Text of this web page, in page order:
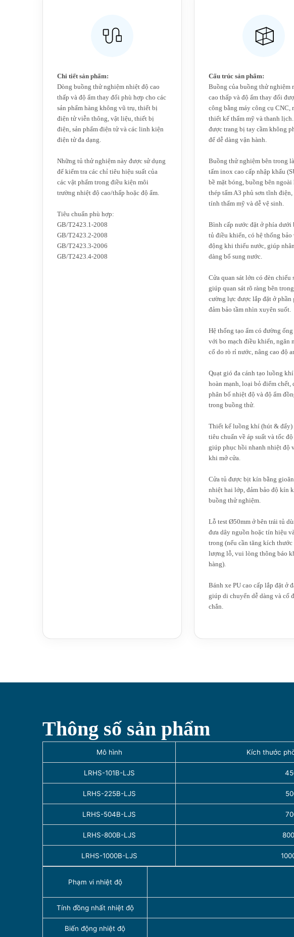
Chi tiết sản phẩm:
Dòng buồng thử nghiệm nhiệt độ cao
thấp và độ ẩm thay đổi phù hợp cho các
sản phẩm hàng không vũ trụ, thiết bị
điện tử viễn thông, vật liệu, thiết bị
điện, sản phẩm điện tử và các linh kiện
điện tử đa dạng.
Những tủ thử nghiệm này được sử dụng
để kiểm tra các chỉ tiêu hiệu suất của
các vật phẩm trong điều kiện môi
trường nhiệt độ cao/thấp hoặc độ ẩm.
Tiêu chuẩn phù hợp:
GB/T2423.1-2008
GB/T2423.2-2008
GB/T2423.3-2006
GB/T2423.4-2008
Cấu trúc sản phẩm:
Buồng của buồng thử nghiệm
cao thấp và độ ẩm thay đổi
công bằng máy công cụ CNC,
thiết kế thẩm mỹ và thanh
được trang bị tay cầm không
để dễ dàng vận hành.
Buồng thử nghiệm bên trong
tấm inox cao cấp nhập khẩu
bề mặt bóng, buồng bên ngoài
thép tấm A3 phủ sơn tĩnh điện,
tính thẩm mỹ và dễ vệ sinh.
Bình cấp nước đặt ở phía dưới
tủ điều khiển, có hệ thống bảo
động khi thiếu nước, giúp
dàng bổ sung nước.
Cửa quan sát lớn có đèn chiếu
giúp quan sát rõ ràng bên
cường lực được lắp đặt ở phần
đảm bảo tầm nhìn xuyên suốt.
Hệ thống tạo ẩm có đường
với bo mạch điều khiển, ngăn
cố do rò rỉ nước, nâng cao độ
Quạt gió đa cánh tạo luồng
hoàn mạnh, loại bỏ điểm chết,
phân bố nhiệt độ và độ ẩm
trong buồng thử.
Thiết kế luồng khí (hút & đẩy)
tiêu chuẩn về áp suất và tốc độ
giúp phục hồi nhanh nhiệt độ
khi mở cửa.
Cửa tủ được bịt kín bằng
nhiệt hai lớp, đảm bảo độ kín
buồng thử nghiệm.
Lỗ test Ø50mm ở bên trái tủ
đưa dây nguồn hoặc tín hiệu
trong (nếu cần tăng kích thước
lượng lỗ, vui lòng thông báo
hàng).
Bánh xe PU cao cấp lắp đặt ở
giúp di chuyển dễ dàng và cố
chắn.
Thông số sản phẩm
Mô hình Kích thước
LRHS-101B-LJS
LRHS-225B-LJS
LRHS-504B-LJS
LRHS-800B-LJS
LRHS-1000B-LJS
Phạm vi nhiệt độ
Tính đồng nhất nhiệt độ
Biến động nhiệt độ